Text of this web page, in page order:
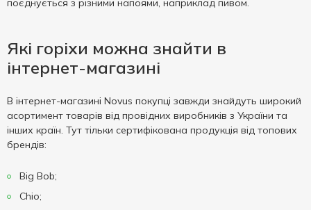
поєднується з різними напоями, наприклад пивом.
Які горіхи можна знайти в
інтернет-магазині
В інтернет-магазині Novus покупці завжди знайдуть широкий
асортимент товарів від провідних виробників з України та
інших країн. Тут тільки сертифікована продукція від топових
брендів:
Big Bob;
Chio;